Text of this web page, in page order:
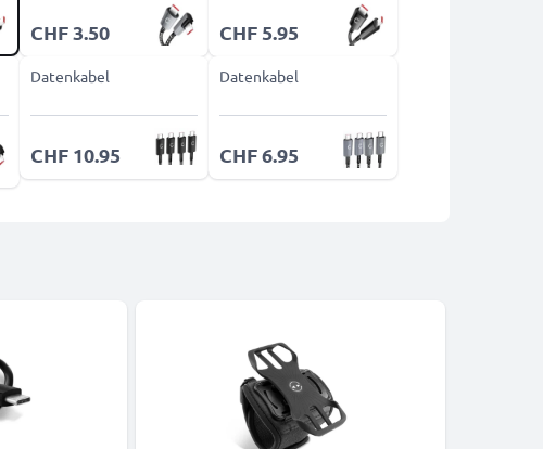
CHF 3.50 CHF 5.95
Datenkabel
CHF 10.95
Datenkabel
CHF 6.95